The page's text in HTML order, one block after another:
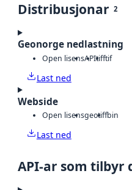
Distribusjonar 2
Geonorge nedlastning
Open lisensAPItifftif
Last ned
Webside
Open lisensgeotiffbin
Last ned
API-ar som tilbyr